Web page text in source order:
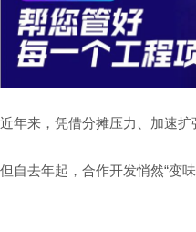
近年来，凭借分摊压力、加速
但自去年起，合作开发悄然“变
——